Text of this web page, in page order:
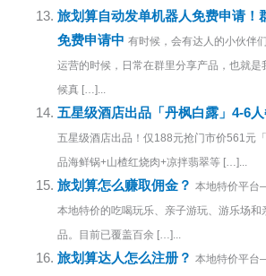
旅划算自动发单机器人免费申请！
免费申请中 有时候，会有达人的小伙伴
运营的时候，日常在群里分享产品，也就是
候真 […]...
五星级酒店出品「丹枫白露」4-6
五星级酒店出品！仅188元抢门市价561元
品海鲜锅+山楂红烧肉+凉拌翡翠等 […]...
旅划算怎么赚取佣金？ 本地特价平
本地特价的吃喝玩乐、亲子游玩、游乐场和
品。目前已覆盖百余 […]...
旅划算达人怎么注册？ 本地特价平